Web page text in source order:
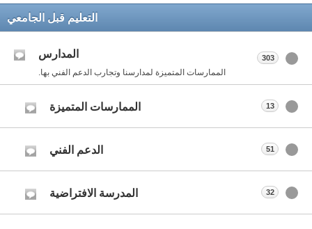
التعليم قبل الجامعي
المدارس
الممارسات المتميزة لمدارسنا وتجارب الدعم الفني بها.
303
الممارسات المتميزة 13
الدعم الفني 51
المدرسة الافتراضية 32